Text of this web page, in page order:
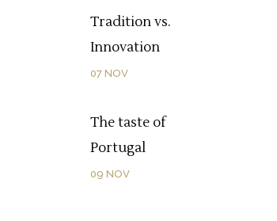
Tradition vs.
Innovation
07 NOV
The taste of
Portugal
09 NOV